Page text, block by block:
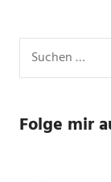
nach:
Folge mir